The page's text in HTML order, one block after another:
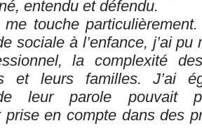
entendu et défendu.
touche
sociale à l’enfance, j’ai
la complexité
et leurs familles. J’ai
de leur parole pouvait
prise en compte dans des